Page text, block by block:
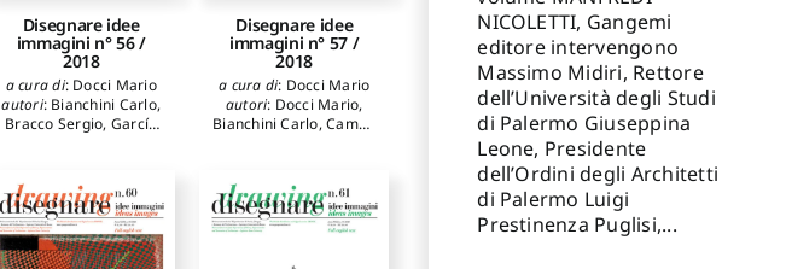
Muniesa Aurelio
Disegnare idee
immagini n° 56 /
2018
a cura di: Docci Mario
autori: Bianchini Carlo,
Bracco Sergio, García
Ignacio
Fernández
Martín Juan José,San
José Alonso Jesús
Ignacio,Frommel
Sabine,Gaiani Marco,
Disegnare idee
immagini n° 57 /
2018
a cura di: Docci Mario
autori: Docci Mario,
Bianchini Carlo,Campo
Orazio
Chías Navarro
Pilar,Abad Tomás,
Fasolo Marco,Migliari
Riccardo
Lambertucci
NICOLETTI, Gangemi
editore intervengono
Massimo Midiri, Rettore
dell’Università degli Studi
di Palermo Giuseppina
Leone, Presidente
dell’Ordini degli Architetti
di Palermo Luigi
Prestinenza Puglisi,...